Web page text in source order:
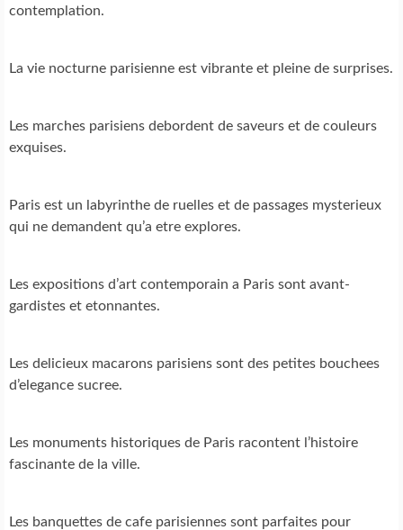
contemplation.
La vie nocturne parisienne est vibrante et pleine de surprises.
Les marches parisiens debordent de saveurs et de couleurs
exquises.
Paris est un labyrinthe de ruelles et de passages mysterieux
qui ne demandent qu’a etre explores.
Les expositions d’art contemporain a Paris sont avant-
gardistes et etonnantes.
Les delicieux macarons parisiens sont des petites bouchees
d’elegance sucree.
Les monuments historiques de Paris racontent l’histoire
fascinante de la ville.
Les banquettes de cafe parisiennes sont parfaites pour